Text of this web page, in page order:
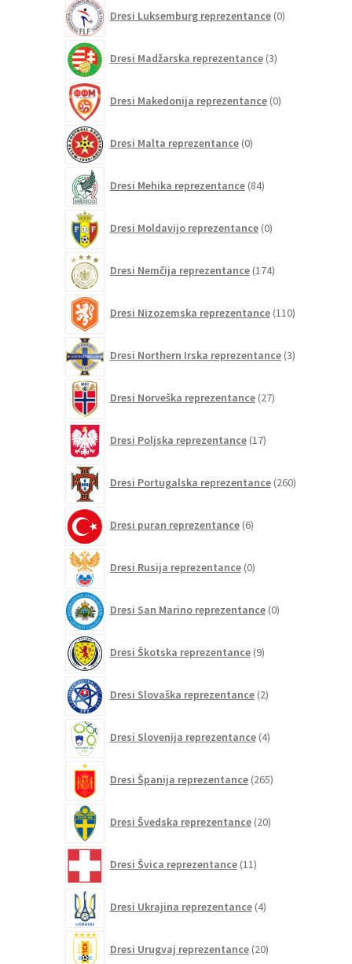
Dresi Luksemburg reprezentance 0izdelkov
Dresi Madžarska reprezentance 3izdelki
Dresi Makedonija reprezentance 0izdelkov
Dresi Malta reprezentance 0izdelkov
Dresi Mehika reprezentance 84izdelkov
Dresi Moldavijo reprezentance 0izdelkov
Dresi Nemčija reprezentance 174izdelkov
Dresi Nizozemska reprezentance 110izdelkov
Dresi Northern Irska reprezentance 3izdelki
Dresi Norveška reprezentance 27izdelkov
Dresi Poljska reprezentance 17izdelkov
Dresi Portugalska reprezentance 260izdelkov
Dresi puran reprezentance 6izdelkov
Dresi Rusija reprezentance 0izdelkov
Dresi San Marino reprezentance 0izdelkov
Dresi Škotska reprezentance 9izdelkov
Dresi Slovaška reprezentance 2izdelka
Dresi Slovenija reprezentance 4izdelki
Dresi Španija reprezentance 265izdelkov
Dresi Švedska reprezentance 20izdelkov
Dresi Švica reprezentance 11izdelkov
Dresi Ukrajina reprezentance 4izdelki
Dresi Urugvaj reprezentance 20izdelkov